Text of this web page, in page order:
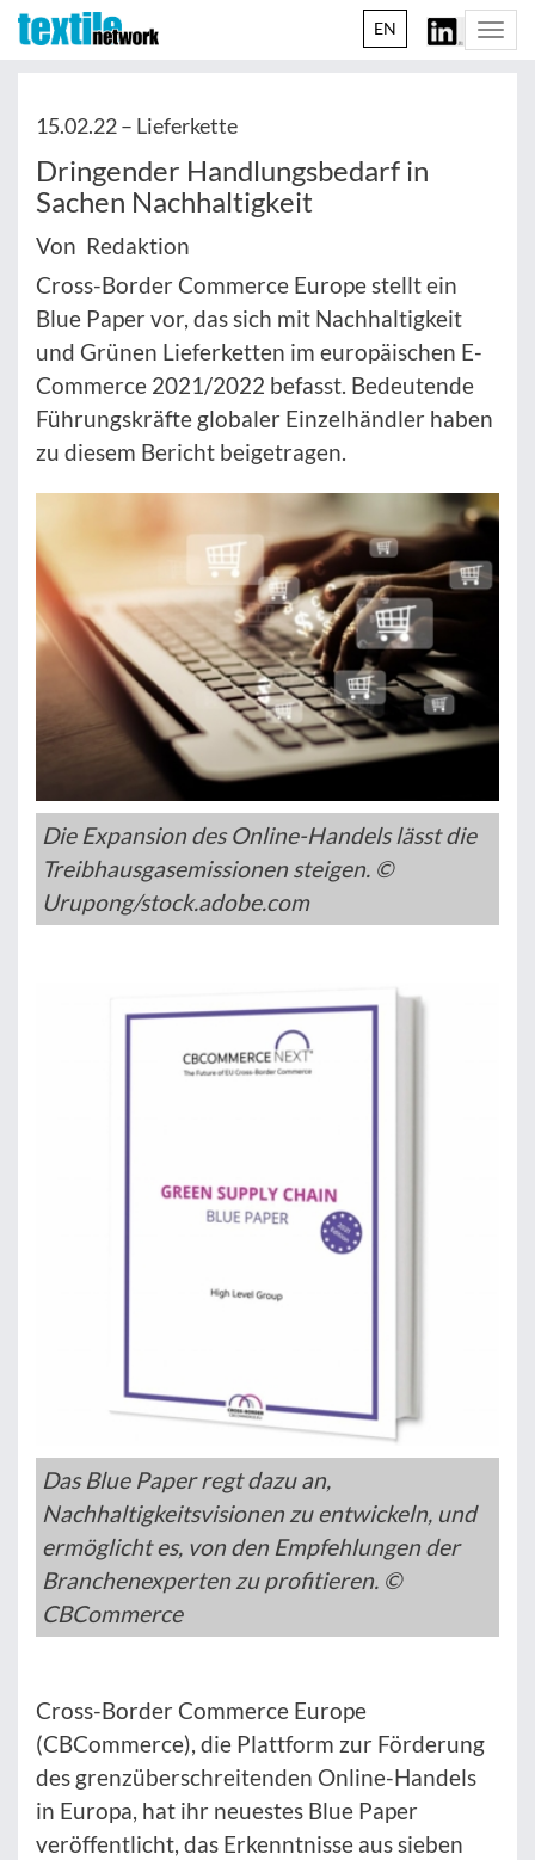
EN
15.02.22 – Lieferkette
Dringender Handlungsbedarf in
Sachen Nachhaltigkeit
Von Redaktion
Cross-Border Commerce Europe stellt ein
Blue Paper vor, das sich mit Nachhaltigkeit
und Grünen Lieferketten im europäischen E-
Commerce 2021/2022 befasst. Bedeutende
Führungskräfte globaler Einzelhändler haben
zu diesem Bericht beigetragen.
Die Expansion des Online-Handels lässt die
Treibhausgasemissionen steigen. ©
Urupong/stock.adobe.com
Das Blue Paper regt dazu an,
Nachhaltigkeitsvisionen zu entwickeln, und
ermöglicht es, von den Empfehlungen der
Branchenexperten zu profitieren. ©
CBCommerce
Cross-Border Commerce Europe
(CBCommerce), die Plattform zur Förderung
des grenzüberschreitenden Online-Handels
in Europa, hat ihr neuestes Blue Paper
veröffentlicht, das Erkenntnisse aus sieben